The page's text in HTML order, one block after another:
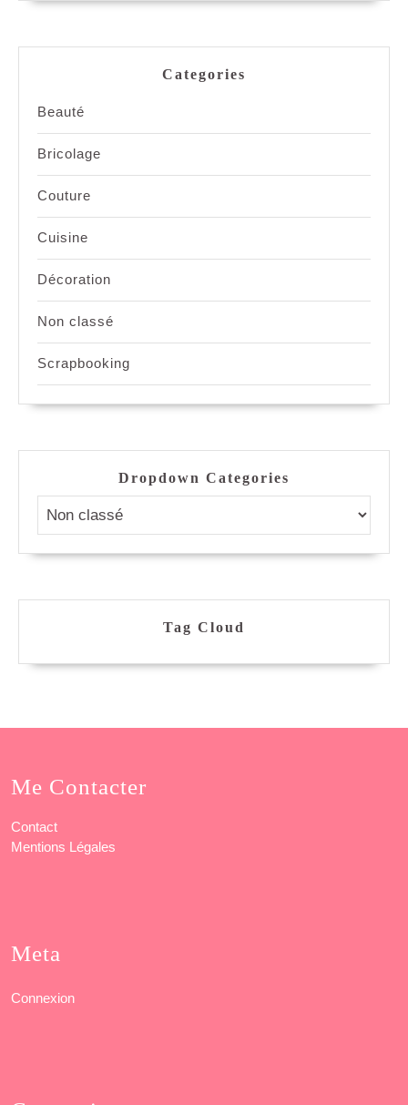
Categories
Beauté
Bricolage
Couture
Cuisine
Décoration
Non classé
Scrapbooking
Dropdown Categories
Tag Cloud
Me Contacter
Contact
Mentions Légales
Meta
Connexion